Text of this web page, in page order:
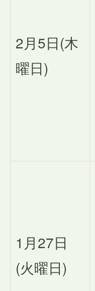
2月5日(木
曜日)
1月27日
(火曜日)